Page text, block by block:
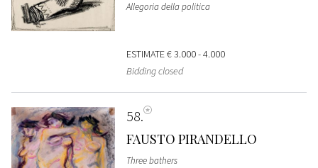
Allegoria della politica
ESTIMATE€ 3.000 - 4.000
Bidding closed
58
FAUSTO PIRANDELLO
Three bathers